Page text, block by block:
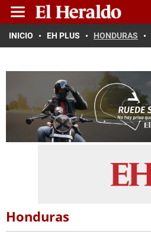
INICIO EH PLUS HONDURAS
Honduras